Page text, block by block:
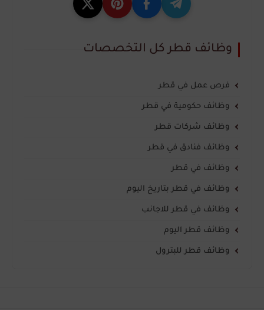
وظائف قطر كل التخصصات
فرص عمل في قطر
وظائف حكومية في قطر
وظائف شركات قطر
وظائف فنادق في قطر
وظائف في قطر
وظائف في قطر بتاريخ اليوم
وظائف في قطر للاجانب
وظائف قطر اليوم
وظائف قطر للبترول